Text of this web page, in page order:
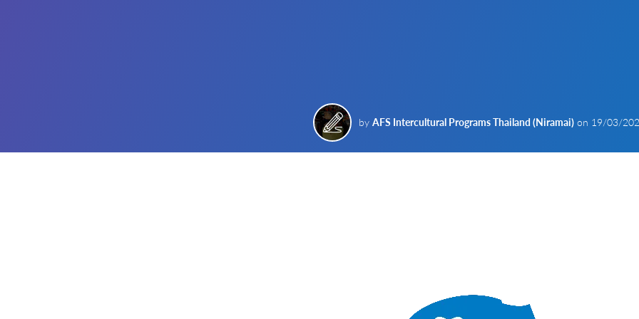
by AFS Intercultural Programs Thailand (Niramai) on 19/03/